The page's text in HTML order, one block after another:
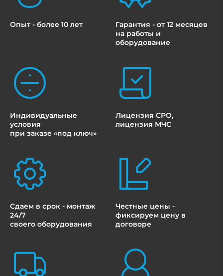
Опыт - более 10 лет
Гарантия - от 12 месяцев
на работы и
оборудование
Индивидуальные
условия
при заказе «под ключ»
Лицензия СРО,
лицензия МЧС
Сдаем в срок - монтаж
24/7
своего оборудования
Честные цены -
фиксируем цену в
договоре